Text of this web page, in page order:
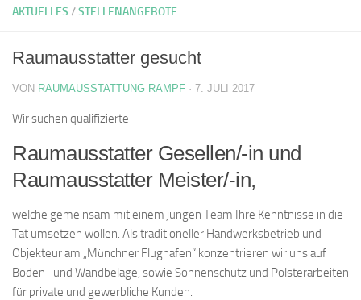
Home
Vorhänge und Gardinen
Boden-Beläge
Gewerbe & Büro
Facility Management
Architekten und Bauherren
Kontakt
Aktuelles
STELLENANGEBOTE
AKTUELLES /STELLENANGEBOTE
Raumausstatter gesucht
VON RAUMAUSSTATTUNG RAMPF · 7. JULI 2017
Wir suchen qualifizierte
Raumausstatter Gesellen/-in und
Raumausstatter Meister/-in,
welche gemeinsam mit einem jungen Team Ihre Kenntnisse in die
Tat umsetzen wollen. Als traditioneller Handwerksbetrieb und
Objekteur am „Münchner Flughafen“ konzentrieren wir uns auf
Boden- und Wandbeläge, sowie Sonnenschutz und Polsterarbeiten
für private und gewerbliche Kunden.